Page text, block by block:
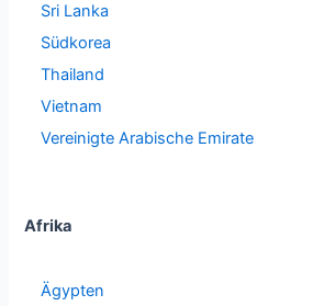
Sri Lanka
Südkorea
Thailand
Vietnam
Vereinigte Arabische Emirate
Afrika
Ägypten